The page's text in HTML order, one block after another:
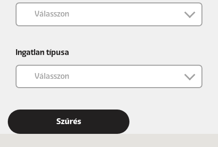
Ingatlan típusa